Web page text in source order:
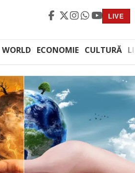
LIVE
WORLD ECONOMIE CULTURĂ